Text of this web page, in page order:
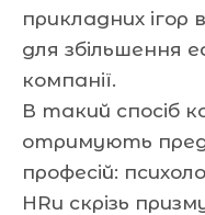
прикладних ігор
для збільшення
компанії.
В такий спосіб
отримують
професій:
HRи скрізь